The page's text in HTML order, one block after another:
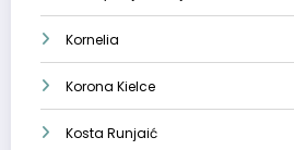
Kornelia
Korona Kielce
Kosta Runjaić